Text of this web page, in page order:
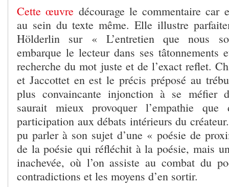
Cette œuvre décourage le commentaire car
au sein du texte même. Elle illustre
Hölderlin sur « L’entretien que nous
embarque le lecteur dans ses tâtonnements
recherche du mot juste et de l’exact reflet.
et Jaccottet en est le précis préposé au
plus convaincante injonction à se méfier
saurait mieux provoquer l’empathie que
participation aux débats intérieurs du
pu parler à son sujet d’une « poésie de
de la poésie qui réfléchit à la poésie, mais
inachevée, où l’on assiste au combat du
contradictions et les moyens d’en sortir.